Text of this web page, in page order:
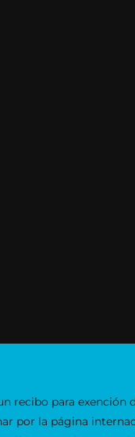
recibo para exención
por la página